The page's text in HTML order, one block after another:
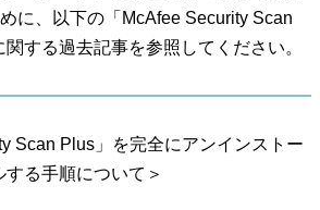
に、以下の「McAfee Security Scan
する過去記事を参照してください。
Scan Plus」を完全にアンインストー
する手順について＞